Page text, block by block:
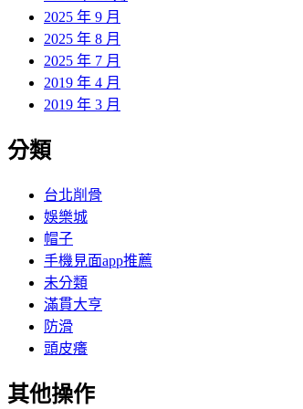
2025 年 9 月
2025 年 8 月
2025 年 7 月
2019 年 4 月
2019 年 3 月
分類
台北削骨
娛樂城
帽子
手機見面app推薦
未分類
滿貫大亨
防滑
頭皮癢
其他操作